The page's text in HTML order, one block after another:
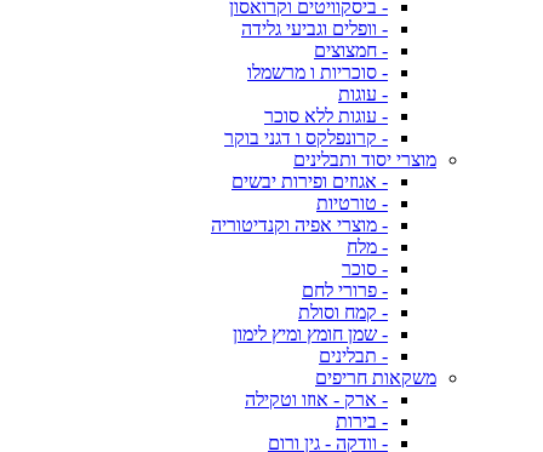
- ביסקוויטים וקרואסון
- וופלים וגביעי גלידה
- חמצוצים
- סוכריות ו מרשמלו
- עוגות
- עוגות ללא סוכר
- קרונפלקס ו דגני בוקר
מוצרי יסוד ותבלינים
- אגוזים ופירות יבשים
- טורטיות
- מוצרי אפיה וקנדיטוריה
- מלח
- סוכר
- פרורי לחם
- קמח וסולת
- שמן חומץ ומיץ לימון
- תבלינים
משקאות חריפים
- ארק - אוזו וטקילה
- בירות
- וודקה - גין ורום